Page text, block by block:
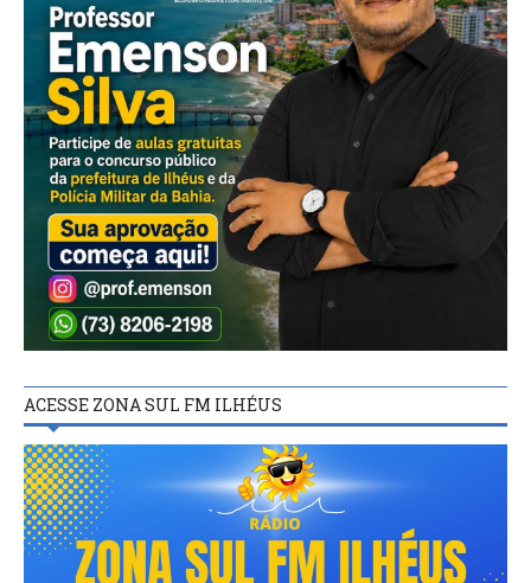
ACESSE ZONA SUL FM ILHÉUS